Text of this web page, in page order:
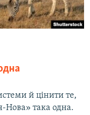
й цінити те,
Нова» така одна.